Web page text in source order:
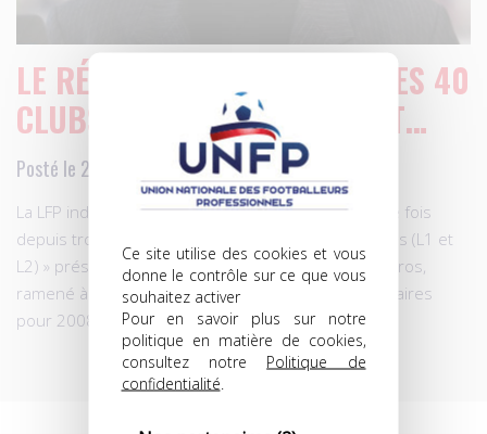
Ce site utilise des cookies et vous
donne le contrôle sur ce que vous
souhaitez activer
Pour en savoir plus sur notre
politique en matière de cookies,
consultez notre Politique de
confidentialité
LE RÉSULTAT NET CUMULÉ DES 40
CLUBS PRÉSENTE UN DÉFICIT…
Posté le 22.01.2010 à 12h29
La LFP indique, ce vendredi, que, « pour la première fois
depuis trois ans, le résultat net cumulé des 40 clubs (L1 et
L2) » présentait un déficit de moins 50 millions d’euros,
ramené à moins 33,54 M après apport des actionnaires
pour 2008-2009.